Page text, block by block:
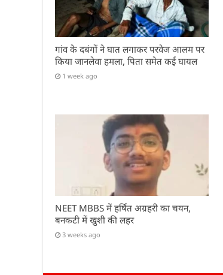
गांव के दबंगों ने घात लगाकर परवेज आलम पर
किया जानलेवा हमला, पिता समेत कई घायल
1 week ago
NEET MBBS में हर्षित अग्रहरी का चयन,
बनकटी में खुशी की लहर
3 weeks ago